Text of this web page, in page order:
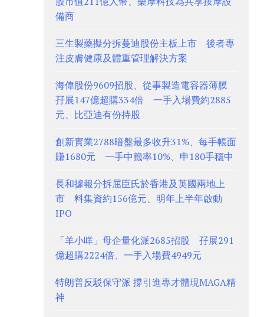
備商
三生製藥擬分拆蔓迪股份主板上市 後者專
注皮膚健康及體重管理解決方案
海偉股份9609招股、從事製造電容器薄膜
孖展147億超購334倍 一手入場費約2885
元、比亞迪有份持股
創新實業2788暗盤最多收升31%、每手帳面
賺1680元 一手中籤率10%、申180手穩中
長和據報分拆屈臣氏於香港及英國兩地上
市 料集資約156億元、明年上半年啟動
IPO
「羊小咩」母企量化派2685招股 孖展291
億超購2224倍、一手入場費4949元
特朗普反駁保守派 撐引進專才體現MAGA精
神